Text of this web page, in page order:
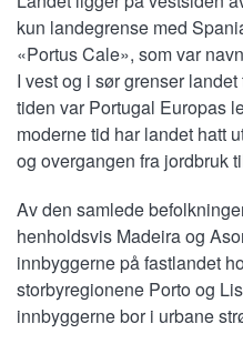
kun landegrense med
«Portus Cale», som var
I vest og i sør grenser
tiden var Portugal Europas
moderne tid har landet hatt
og overgangen fra jordbruk
Av den samlede
henholdsvis Madeira og
innbyggerne på fastlandet
storbyregionene Porto og
innbyggerne bor i urbane